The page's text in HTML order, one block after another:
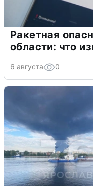
Ракетная
области: что
6 августа 0